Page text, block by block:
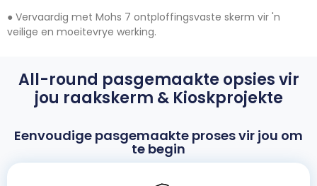
● Vervaardig met Mohs 7 ontploffingsvaste skerm vir 'n
veilige en moeitevrye werking.
All-round pasgemaakte opsies vir
jou raakskerm & Kioskprojekte
Eenvoudige pasgemaakte proses vir jou om
te begin